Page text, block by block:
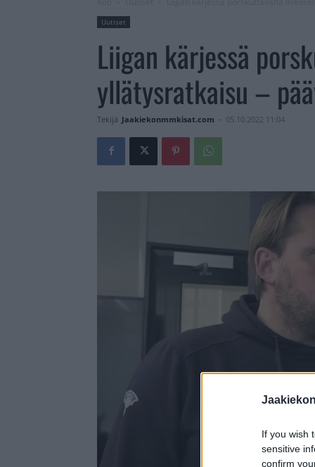
If you wish
sensitive
confirm
Uutiset
Liigan kärjessä
yllätysratkaisu –
Tekijä Jaakiekonmmkisat.com - 05.10.2022 11:04